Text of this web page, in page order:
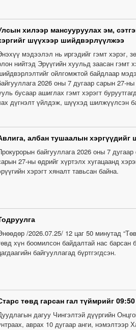
хилээр мансууруулах эм,
шүүхээр шийдвэрлүүлжээ
мэдээлэл нь иргэдийг гэмт хэрэг,
нийтэд Эрүүгийн хуульд заасан гэмт
ойлгомжтой байдлаар
2026 оны 7 дугаар сарын 27-
бусаар ашиглах гэмт хэрэгт
дүгнэлт үйлдэж, шүүхэд шилжүүлсэн
албан тушаалын
байгууллага 2026 оны 7
27-ны өдрийг хүртэлх хугацаанд
хэрэгт хяналт тавьсан байна.
/2026.07.25/ 12 цаг 50 минутад
хүн боомилсон байдалтай нас барсан
байгууллагад бүртгэгдсэн.
төвд гарсан гал түймрийг
дагуу Чингэлтэй дүүргийн
аврах 10 дугаар анги, нэмэлтээр